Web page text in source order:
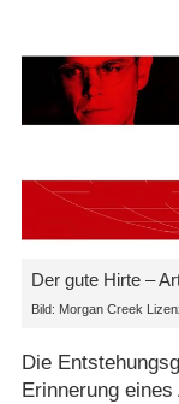
Der gute Hirte –
Bild: Morgan Creek
Die
Erinnerung